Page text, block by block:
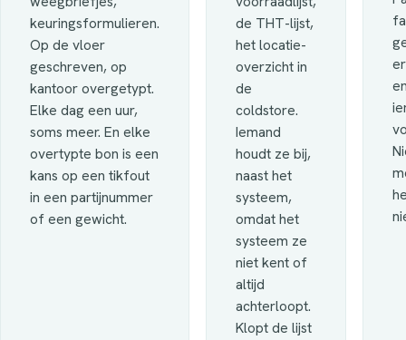
keuringsformulieren.
Op de vloer
geschreven, op
kantoor overgetypt.
Elke dag een uur,
soms meer. En elke
overtypte bon is een
kans op een tikfout
in een partijnummer
of een gewicht.
de THT-lijst,
het locatie-
overzicht in
de
coldstore.
Iemand
houdt ze bij,
naast het
systeem,
omdat het
systeem ze
niet kent of
altijd
achterloopt.
Klopt de lijst